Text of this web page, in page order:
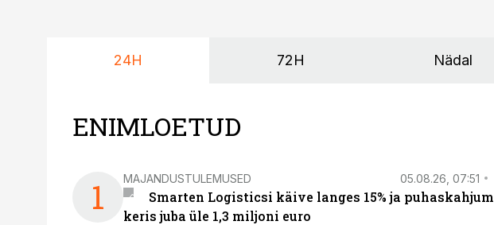
24H 72H Nädal
ENIMLOETUD
1 MAJANDUSTULEMUSED 05.08.26, 07:51
Smarten Logisticsi käive langes 15% ja puhaskahjum
keris juba üle 1,3 miljoni euro